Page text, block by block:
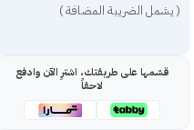
( يشمل الضريبة المضافة )
قسّمها على طريقتك، اشترِ الآن وادفع
لاحقاً